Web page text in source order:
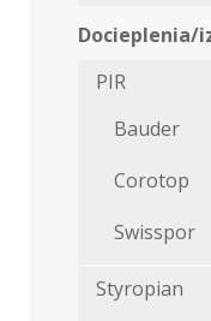
Docieplenia/
PIR
Bauder
Corotop
Swisspor
Styropian